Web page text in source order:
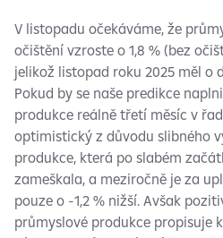
V listopadu očekáváme, že
očištění vzroste o 1,8 % (bez
jelikož listopad roku 2025 měl o
Pokud by se naše predikce
produkce reálně třetí měsíc v
optimistický z důvodu slibného
produkce, která po slabém
zameškala, a meziročně je za
pouze o -1,2 % nižší. Avšak
průmyslové produkce propisuje